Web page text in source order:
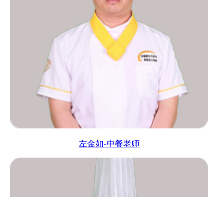
左金如-中餐老师